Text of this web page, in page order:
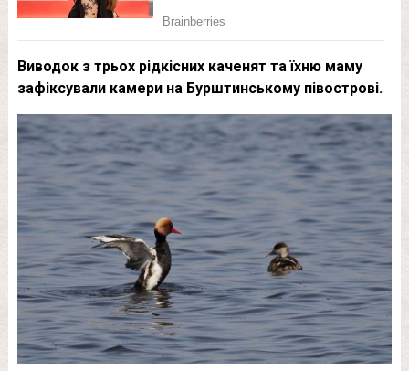
Виводок з трьох рідкісних каченят та їхню маму
зафіксували камери на Бурштинському півострові.